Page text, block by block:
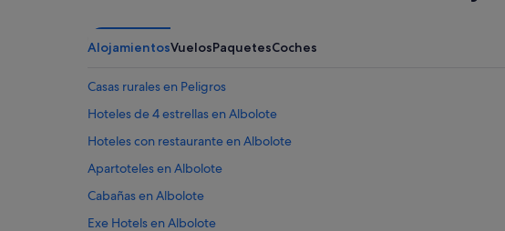
AlojamientosVuelosPaquetesCoches
Casas rurales en Peligros
Hoteles de 4 estrellas en Albolote
Hoteles con restaurante en Albolote
Apartoteles en Albolote
Cabañas en Albolote
Exe Hotels en Albolote